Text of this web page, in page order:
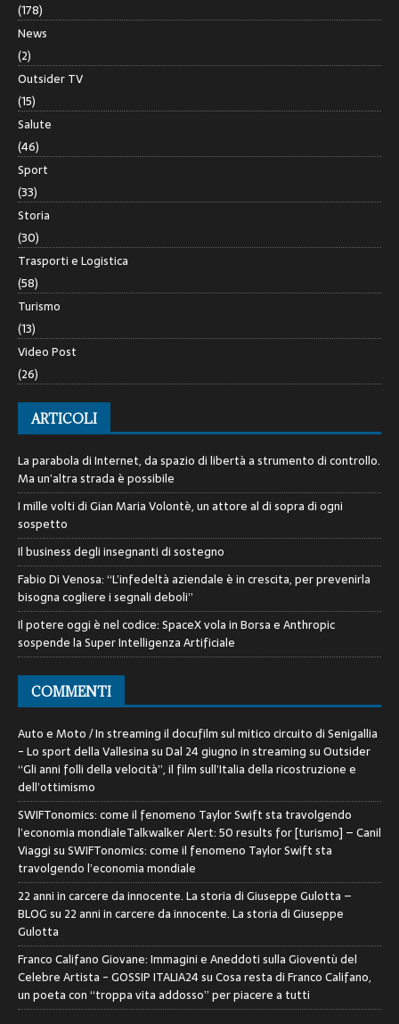
(178)
News
(2)
Outsider TV
(15)
Salute
(46)
Sport
(33)
Storia
(30)
Trasporti e Logistica
(58)
Turismo
(13)
Video Post
(26)
ARTICOLI
La parabola di Internet, da spazio di libertà a strumento di controllo.
Ma un’altra strada è possibile
I mille volti di Gian Maria Volontè, un attore al di sopra di ogni
sospetto
Il business degli insegnanti di sostegno
Fabio Di Venosa: “L’infedeltà aziendale è in crescita, per prevenirla
bisogna cogliere i segnali deboli”
Il potere oggi è nel codice: SpaceX vola in Borsa e Anthropic
sospende la Super Intelligenza Artificiale
COMMENTI
Auto e Moto / In streaming il docufilm sul mitico circuito di Senigallia
- Lo sport della VallesinasuDal 24 giugno in streaming su Outsider
“Gli anni folli della velocità”, il film sull’Italia della ricostruzione e
dell’ottimismo
SWIFTonomics: come il fenomeno Taylor Swift sta travolgendo
l’economia mondialeTalkwalker Alert: 50 results for [turismo] – Canil
ViaggisuSWIFTonomics: come il fenomeno Taylor Swift sta
travolgendo l’economia mondiale
22 anni in carcere da innocente. La storia di Giuseppe Gulotta –
BLOGsu 22 anni in carcere da innocente. La storia di Giuseppe
Gulotta
Franco Califano Giovane: Immagini e Aneddoti sulla Gioventù del
Celebre Artista - GOSSIP ITALIA24suCosa resta di Franco Califano,
un poeta con “troppa vita addosso” per piacere a tutti